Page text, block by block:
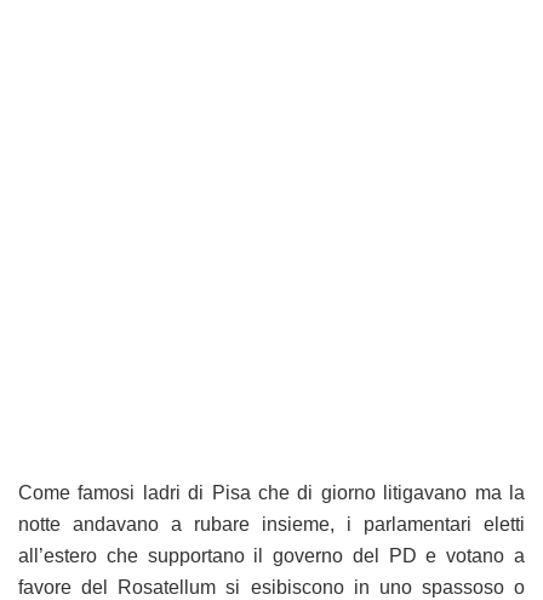
Come famosi ladri di Pisa che di giorno litigavano ma la
notte andavano a rubare insieme, i parlamentari eletti
all’estero che supportano il governo del PD e votano a
favore del Rosatellum si esibiscono in uno spassoso o